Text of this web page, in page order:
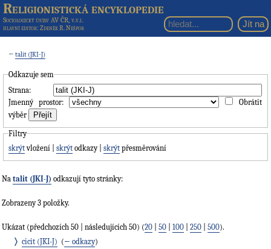
Religionistická encyklopedie
Sociologický ústav AV ČR, v.v.i.
hlavní editor: Zdeněk R. Nešpor
←talit (JKI-J)
Odkazuje sem
Strana:
Jmenný prostor:
Obrátit
výběr
Filtry
skrýtvložení |skrýt odkazy |skrýt přesměrování
Na talit (JKI-J) odkazují tyto stránky:
Zobrazeny 3 položky.
Ukázat (předchozích 50 | následujících 50) (20 50 100 250 500).
cicit (JKI-J) (← odkazy)